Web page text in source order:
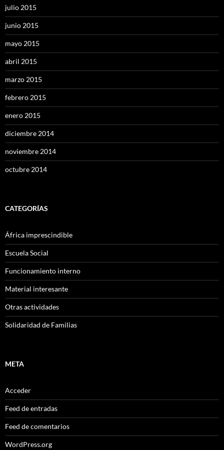
julio 2015
junio 2015
mayo 2015
abril 2015
marzo 2015
febrero 2015
enero 2015
diciembre 2014
noviembre 2014
octubre 2014
CATEGORÍAS
África imprescindible
Escuela Social
Funcionamiento interno
Material interesante
Otras actividades
Solidaridad de Familias
META
Acceder
Feed de entradas
Feed de comentarios
WordPress.org